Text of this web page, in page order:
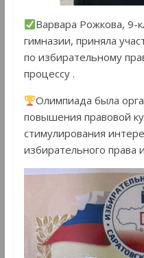
Варвара Рожкова, 9-
гимназии, приняла
по избирательному
процессу .
Олимпиада была
повышения правовой
стимулирования
избирательного права